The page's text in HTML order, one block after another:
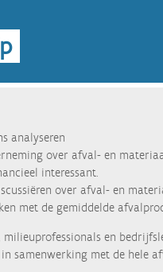
analyseren
over afval- en
interessant.
over afval- en
met de gemiddelde
milieuprofessionals en
samenwerking met de hele